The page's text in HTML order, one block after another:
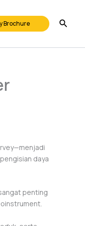
Brochure
daya
penting